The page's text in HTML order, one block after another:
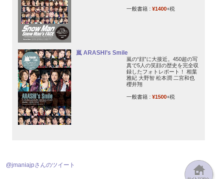
一般書籍 : ¥1400+税
嵐 ARASHI’s Smile
嵐の“顔”に大接近。450超の写
真で5人の笑顔の歴史を完全収
録したフォトレポート！ 相葉
雅紀 大野智 松本潤 二宮和也
櫻井翔
一般書籍 : ¥1500+税
@jmaniajpさんのツイート